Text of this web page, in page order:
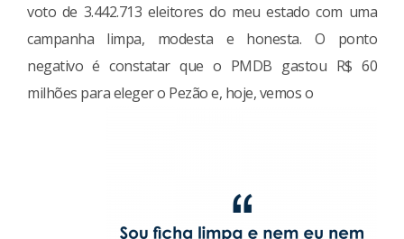
voto de 3.442.713 eleitores do meu estado com uma
campanha limpa, modesta e honesta. O ponto
negativo é constatar que o PMDB gastou R$ 60
milhões para eleger o Pezão e, hoje, vemos o